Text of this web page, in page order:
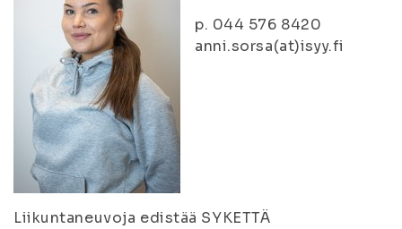
p. 044 576 8420
anni.sorsa(at)isyy.fi
Liikuntaneuvoja edistää SYKETTÄ